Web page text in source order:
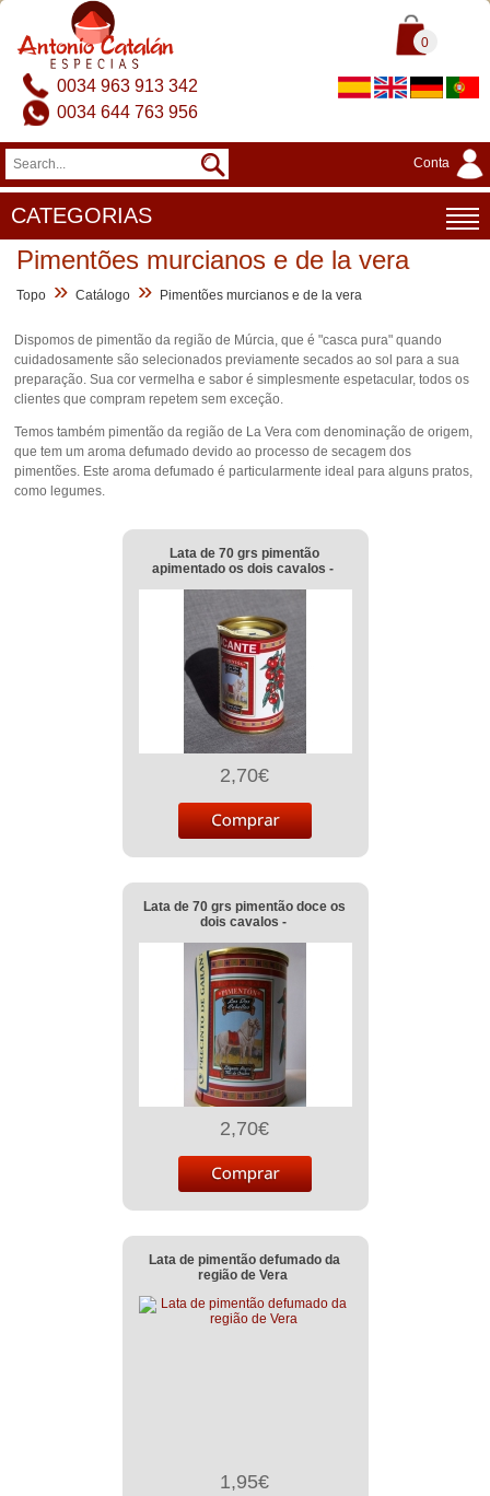
0
0034 963 913 342
0034 644 763 956
Conta
CATEGORIAS
Pimentões murcianos e de la vera
Topo » Catálogo » Pimentões murcianos e de la vera
Dispomos de pimentão da região de Múrcia, que é "casca pura" quando
cuidadosamente são selecionados previamente secados ao sol para a sua
preparação. Sua cor vermelha e sabor é simplesmente espetacular, todos os
clientes que compram repetem sem exceção.
Temos também pimentão da região de La Vera com denominação de origem,
que tem um aroma defumado devido ao processo de secagem dos
pimentões. Este aroma defumado é particularmente ideal para alguns pratos,
como legumes.
Lata de 70 grs pimentão
apimentado os dois cavalos -
2,70€
Lata de 70 grs pimentão doce os
dois cavalos -
2,70€
Lata de pimentão defumado da
região de Vera
1,95€